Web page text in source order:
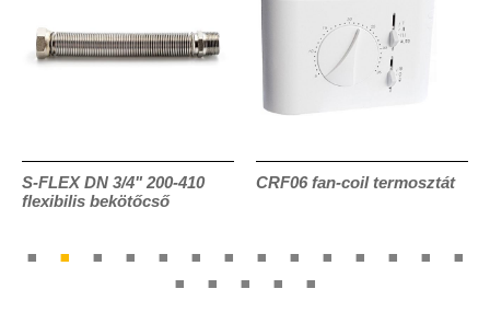
S-FLEX DN 3/4" 200-410
flexibilis bekötőcső
CRF06 fan-coil termosztát